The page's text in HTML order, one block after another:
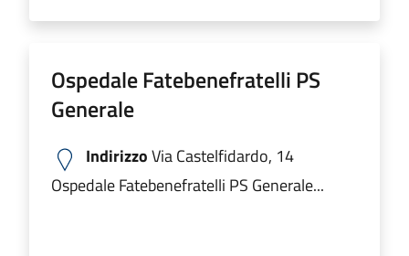
Ospedale Fatebenefratelli PS
Generale
IndirizzoVia Castelfidardo, 14
Ospedale Fatebenefratelli PS Generale...